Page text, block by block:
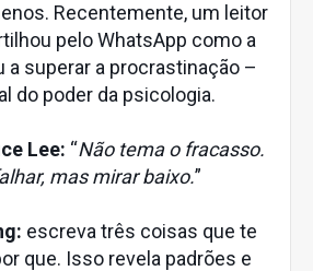
Recentemente, um leitor
pelo WhatsApp como a
a superar a procrastinação –
do poder da psicologia.
Lee: “Não tema o fracasso.
mas mirar baixo.”
escreva três coisas que te
que. Isso revela padrões e